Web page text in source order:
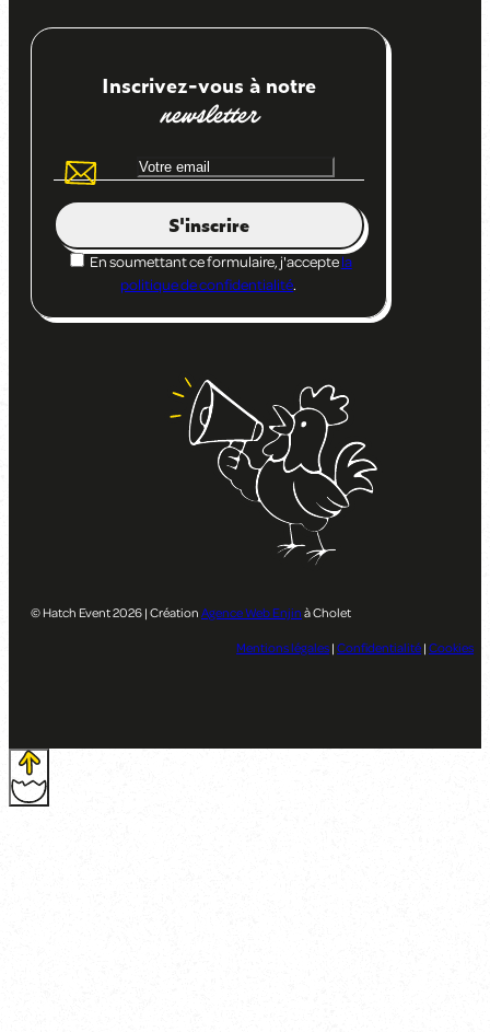
Inscrivez-vous à notre
newsletter
S'inscrire
En soumettant ce formulaire, j'acceptela
politique de confidentialité.
© Hatch Event 2026 | Création Agence Web Enjin à Cholet
Mentions légales |Confidentialité |Cookies